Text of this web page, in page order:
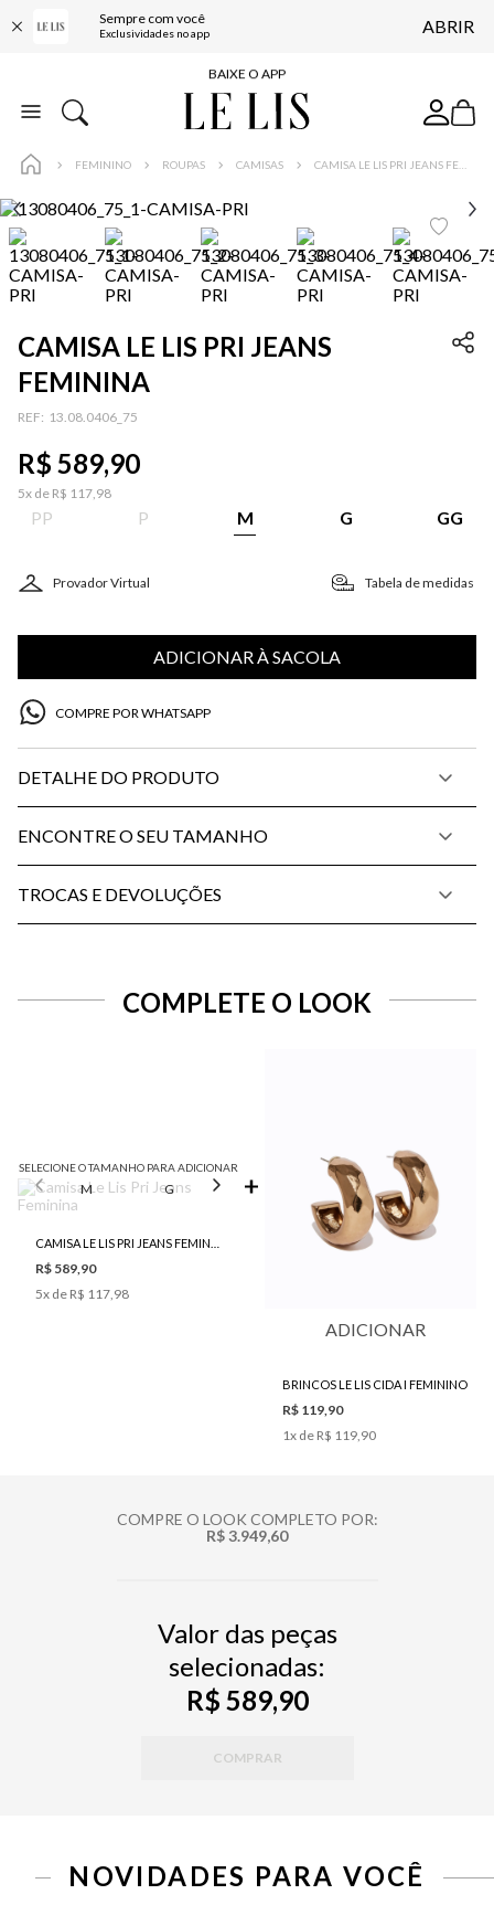
Sempre com você
Exclusividades no app ABRIR
FRETE GRÁTIS*
BAIXE O APP
10% OFF NA PRIMEIRA COMPRA*
FRETE GRÁTIS*
BAIXE O APP
10% OFF NA PRIMEIRA COMPRA*
FEMININO ROUPAS CAMISAS
CAMISA LE LIS PRI JEANS
FEMININA
: 13.08.0406_75
R$ 589,90
5x de R$ 117,98
PP P M G GG
Provador Virtual Tabela de medidas
ADICIONAR À SACOLA
COMPRE POR WHATSAPP
DETALHE DO PRODUTO
ENCONTRE O SEU TAMANHO
TROCAS E DEVOLUÇÕES
COMPLETE O LOOK
SELECIONE O TAMANHO PARA ADICIONAR
M G GG
R$ 589,90
5x de R$ 117,98
ADICIONAR
BRINCOS LE LIS CIDA I FEMININO
R$ 119,90
1x de R$ 119,90
COMPRE O LOOK COMPLETO POR:
R$ 3.949,60
Valor das peças
selecionadas:
R$ 589,90
COMPRAR
NOVIDADES PARA VOCÊ